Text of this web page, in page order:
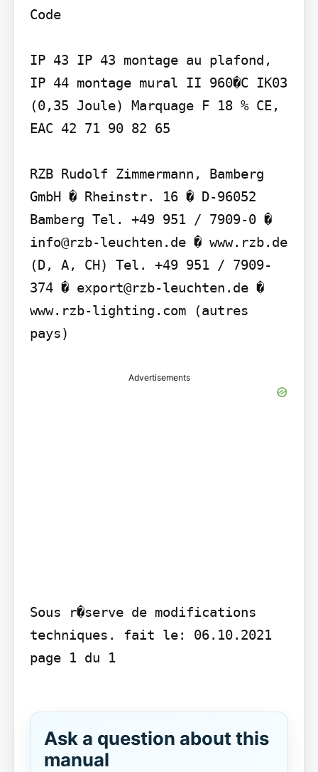
Code
IP 43 IP 43 montage au plafond,
IP 44 montage mural II 960�C IK03
(0,35 Joule) Marquage F 18 % CE,
EAC 42 71 90 82 65
RZB Rudolf Zimmermann, Bamberg
GmbH � Rheinstr. 16 � D-96052
Bamberg Tel. +49 951 / 7909-0 �
info@rzb-leuchten.de � www.rzb.de
(D, A, CH) Tel. +49 951 / 7909-
374 � export@rzb-leuchten.de �
www.rzb-lighting.com (autres
pays)
Advertisements
Sous r�serve de modifications
techniques. fait le: 06.10.2021
page 1 du 1
Ask a question about this
manual